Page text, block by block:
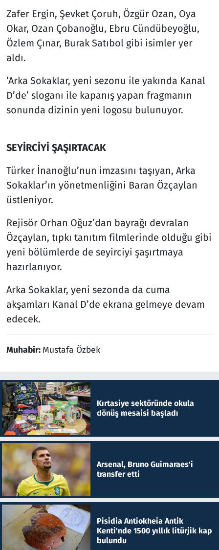
Zafer Ergin, Şevket Çoruh, Özgür Ozan, Oya
Okar, Ozan Çobanoğlu, Ebru Cündübeyoğlu,
Özlem Çınar, Burak Satıbol gibi isimler yer
aldı.
‘Arka Sokaklar, yeni sezonu ile yakında Kanal
D’de’ sloganı ile kapanış yapan fragmanın
sonunda dizinin yeni logosu bulunuyor.
SEYİRCİYİ ŞAŞIRTACAK
Türker İnanoğlu’nun imzasını taşıyan, Arka
Sokaklar’ın yönetmenliğini Baran Özçaylan
üstleniyor.
Rejisör Orhan Oğuz’dan bayrağı devralan
Özçaylan, tıpkı tanıtım filmlerinde olduğu gibi
yeni bölümlerde de seyirciyi şaşırtmaya
hazırlanıyor.
Arka Sokaklar, yeni sezonda da cuma
akşamları Kanal D’de ekrana gelmeye devam
edecek.
Muhabir: Mustafa Özbek
Kırtasiye sektöründe okula
dönüş mesaisi başladı
Arsenal, Bruno Guimaraes'i
transfer etti
Pisidia Antiokheia Antik
Kenti'nde 1500 yıllık litürjik kap
bulundu